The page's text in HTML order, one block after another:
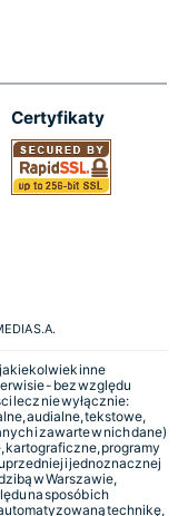
Certyfikaty
S.A.
inne
- bez względu
lecz nie wyłącznie:
audialne, tekstowe,
i zawarte w nich dane)
kartograficzne, programy
i jednoznacznej
w Warszawie,
na sposób ich
technikę,